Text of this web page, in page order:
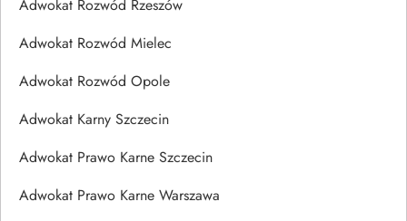
Adwokat Rozwód Rzeszów
Adwokat Rozwód Mielec
Adwokat Rozwód Opole
Adwokat Karny Szczecin
Adwokat Prawo Karne Szczecin
Adwokat Prawo Karne Warszawa